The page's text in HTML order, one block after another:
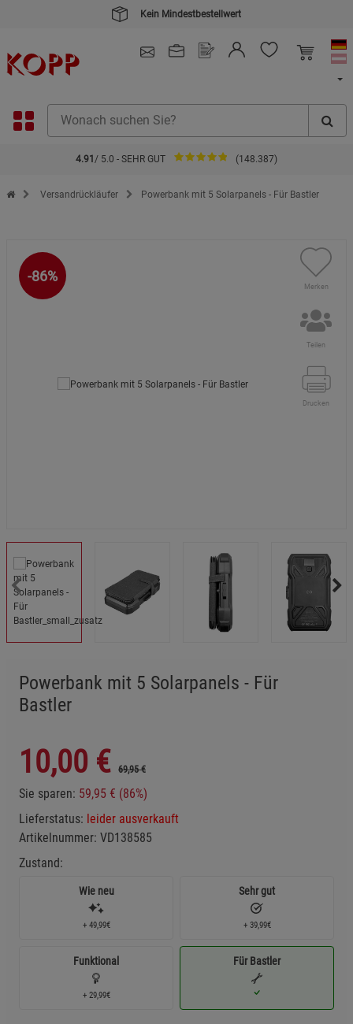
Kein Mindestbestellwert
4.91 / 5.0 - SEHR GUT (148.387)
Zur Startseite des Kopp Verlag Online-Shop
Versandrückläufer Powerbank mit 5 Solarpanels - Für Bastler
-86%
Merken
Teilen
Drucken
Powerbank mit 5 Solarpanels - Für
Bastler
10,00 € 69,95 €
Sie sparen: 59,95 € (86%)
Lieferstatus: leider ausverkauft
Artikelnummer: VD138585
Zustand:
Wie neu
+ 49,99€
Sehr gut
+ 39,99€
Funktional
+ 29,99€
Für Bastler